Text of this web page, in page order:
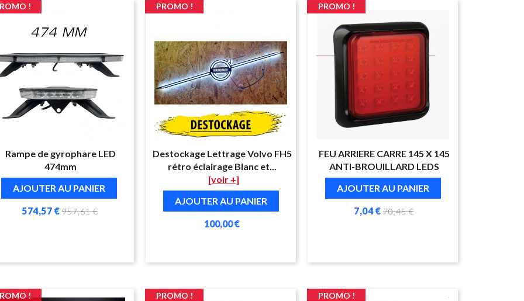
Rampe de gyrophare LED
474mm
AJOUTER AU PANIER
574,57 € 957,61 €
!
Destockage Lettrage Volvo FH5
rétro éclairage Blanc et...
[voir +]
AJOUTER AU PANIER
100,00 €
PROMO !
FEU ARRIERE CARRE 145 X 145
ANTI-BROUILLARD LEDS
AJOUTER AU PANIER
7,04 € 70,45 €
PROMO !
! PROMO ! PROMO !